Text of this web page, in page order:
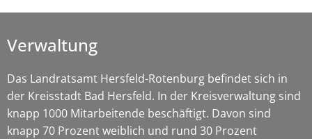
Verwaltung
Das Landratsamt Hersfeld-Rotenburg befindet sich in
der Kreisstadt Bad Hersfeld. In der Kreisverwaltung sind
knapp 1000 Mitarbeitende beschäftigt. Davon sind
knapp 70 Prozent weiblich und rund 30 Prozent